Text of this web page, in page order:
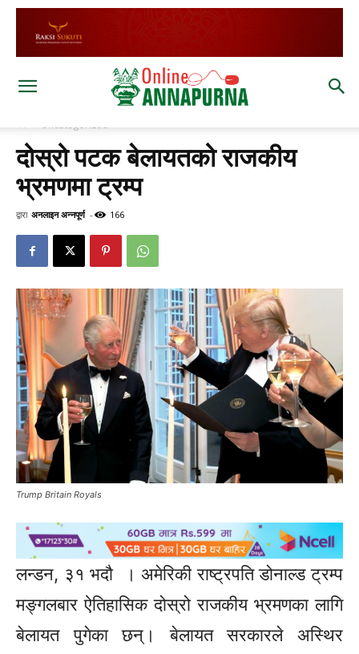
घर Uncategorized
दोस्रो पटक बेलायतको राजकीय
भ्रमणमा ट्रम्प
द्वारा अनलाइन अन्नपूर्ण - 166
Trump Britain Royals
लन्डन, ३१ भदौ । अमेरिकी राष्ट्रपति डोनाल्ड ट्रम्प
मङ्गलबार ऐतिहासिक दोस्रो राजकीय भ्रमणका लागि
बेलायत पुगेका छन्। बेलायत सरकारले अस्थिर